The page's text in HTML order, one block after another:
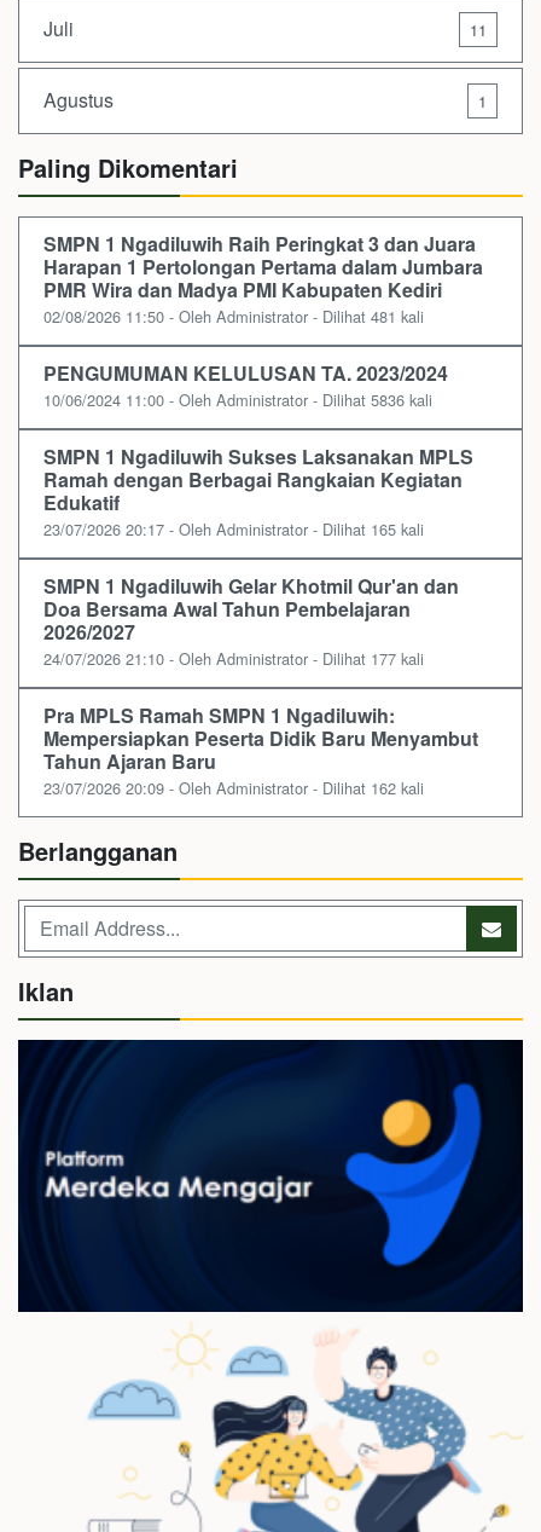
Juli 11
Agustus 1
Paling Dikomentari
SMPN 1 Ngadiluwih Raih Peringkat 3 dan Juara
Harapan 1 Pertolongan Pertama dalam Jumbara
PMR Wira dan Madya PMI Kabupaten Kediri
02/08/2026 11:50 - Oleh Administrator - Dilihat 481 kali
PENGUMUMAN KELULUSAN TA. 2023/2024
10/06/2024 11:00 - Oleh Administrator - Dilihat 5836 kali
SMPN 1 Ngadiluwih Sukses Laksanakan MPLS
Ramah dengan Berbagai Rangkaian Kegiatan
Edukatif
23/07/2026 20:17 - Oleh Administrator - Dilihat 165 kali
SMPN 1 Ngadiluwih Gelar Khotmil Qur'an dan
Doa Bersama Awal Tahun Pembelajaran
2026/2027
24/07/2026 21:10 - Oleh Administrator - Dilihat 177 kali
Pra MPLS Ramah SMPN 1 Ngadiluwih:
Mempersiapkan Peserta Didik Baru Menyambut
Tahun Ajaran Baru
23/07/2026 20:09 - Oleh Administrator - Dilihat 162 kali
Berlangganan
Iklan